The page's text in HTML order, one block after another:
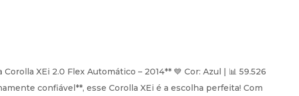
XEi 2.0 Flex Automático – 2014** 💙 Cor: Azul | 📊 59.526
confiável**, esse Corolla XEi é a escolha perfeita! Com